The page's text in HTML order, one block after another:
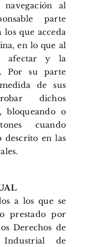
al
parte
los que acceda
en lo que al
afectar y la
Por su parte
de sus
dichos
bloqueando o
cuando
en las
a los que se
prestado por
Derechos de
de